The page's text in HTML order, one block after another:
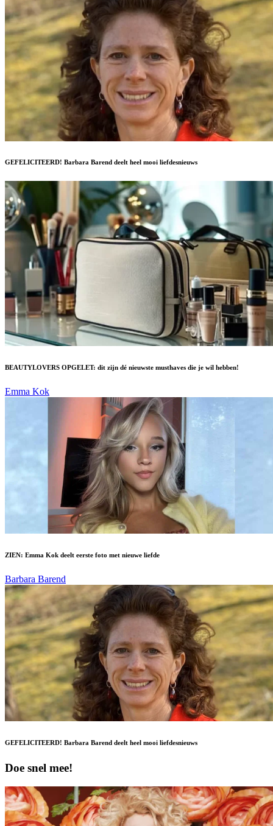
GEFELICITEERD! Barbara Barend deelt heel mooi liefdesnieuws
BEAUTYLOVERS OPGELET: dit zijn dé nieuwste musthaves die je wil hebben!
Emma Kok
ZIEN: Emma Kok deelt eerste foto met nieuwe liefde
Barbara Barend
GEFELICITEERD! Barbara Barend deelt heel mooi liefdesnieuws
Doe snel mee!